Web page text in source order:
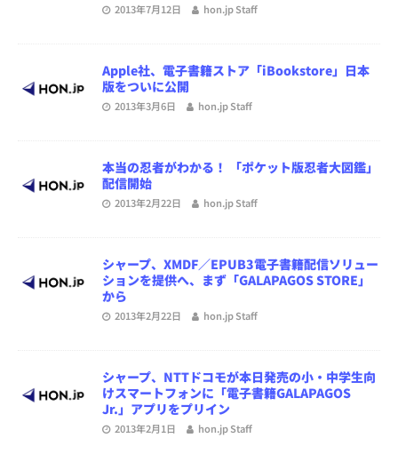
2013年7月12日 hon.jp Staff
Apple社、電子書籍ストア「iBookstore」日本
版をついに公開
2013年3月6日 hon.jp Staff
本当の忍者がわかる！ 「ポケット版忍者大図鑑」
配信開始
2013年2月22日 hon.jp Staff
シャープ、XMDF／EPUB3電子書籍配信ソリュー
ションを提供へ、まず「GALAPAGOS STORE」
から
2013年2月22日 hon.jp Staff
シャープ、NTTドコモが本日発売の小・中学生向
けスマートフォンに「電子書籍GALAPAGOS
Jr.」アプリをプリイン
2013年2月1日 hon.jp Staff